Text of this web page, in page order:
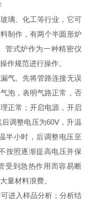
璃、化工等行业，它可
制作，有两个半圆形炉
管式炉作为一种精密仪
作规范进行操作。
气。先将管路连接无误
泡，表明气路正常，否
正常；开启电源，开启
调整电压为60Ⅴ，升温
半小时，后调整电压至
按照逐渐提高电压并保
受到急热作用而容易断
量材料浪费。
进入样品分析；分析结